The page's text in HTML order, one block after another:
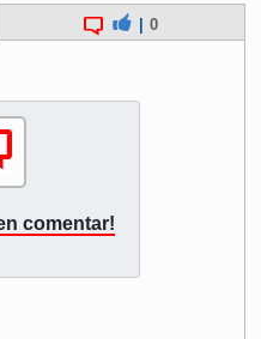
0
comentar!